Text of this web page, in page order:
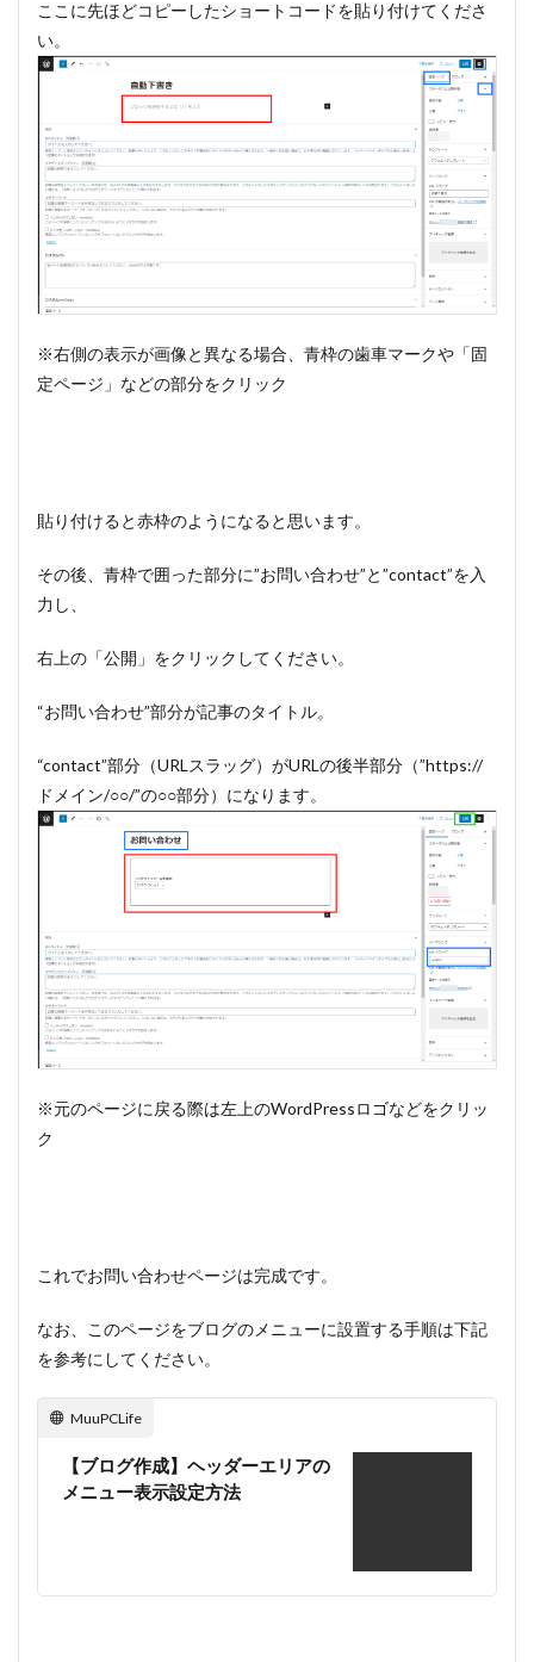
ここに先ほどコピーしたショートコードを貼り付けてくださ
い。
※右側の表示が画像と異なる場合、青枠の歯車マークや「固
定ページ」などの部分をクリック
貼り付けると赤枠のようになると思います。
その後、青枠で囲った部分に”お問い合わせ”と”contact”を入
力し、
右上の「公開」をクリックしてください。
“お問い合わせ”部分が記事のタイトル。
“contact”部分（URLスラッグ）がURLの後半部分（”https://
ドメイン/○○/”の○○部分）になります。
※元のページに戻る際は左上のWordPressロゴなどをクリッ
ク
これでお問い合わせページは完成です。
なお、このページをブログのメニューに設置する手順は下記
を参考にしてください。
MuuPCLife
【ブログ作成】ヘッダーエリアの
メニュー表示設定方法